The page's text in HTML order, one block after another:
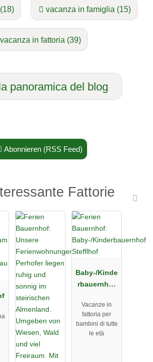
vacanza in famiglia (15)
vacanza in fattoria (39)
panoramica del blog
Abonnieren (RSS Feed)
Fattorie
Baby-/Kinde
rbauernhof
Vacanze in
fattoria per
bambini di tutte
le età